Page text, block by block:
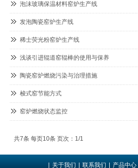
泡沫玻璃保温材料窑炉生产线
发泡陶瓷窑炉生产线
稀士荧光粉窑炉生产线
浅谈引进辊道窑辊棒的使用与保养
陶瓷窑炉燃烧污染与治理措施
梭式窑节能方式
窑炉燃烧状态监控
共7条 每页10条 页次：1/1
关于我们 联系我们 产品中心